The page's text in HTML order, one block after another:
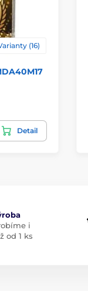
(16)
Detail
i
od 1 ks